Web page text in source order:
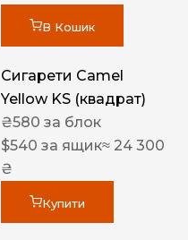
В Кошик
Сигарети Camel
Yellow KS (квадрат)
₴580 за блок
$540 за ящик≈ 24 300
₴
Купити